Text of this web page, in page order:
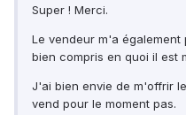
Super ! Merci.
Le vendeur m'a également
bien compris en quoi il est
J'ai bien envie de m'offrir
vend pour le moment pas.